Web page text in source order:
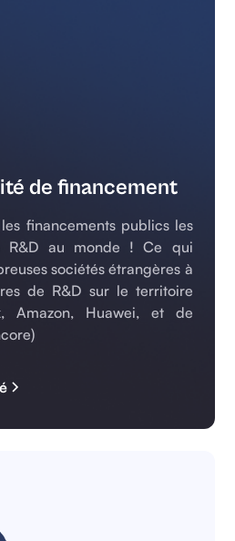
de financement
financements publics les
R&D au monde ! Ce qui
sociétés étrangères à
de R&D sur le territoire
Amazon, Huawei, et de